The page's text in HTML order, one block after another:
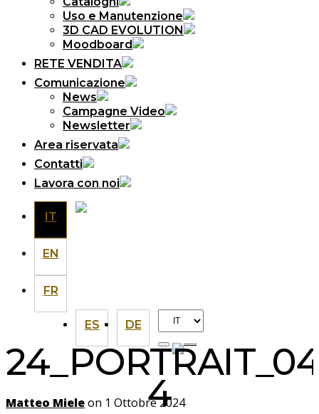
Uso e Manutenzione
3D CAD EVOLUTION
Moodboard
RETE VENDITA
Comunicazione
News
Campagne Video
Newsletter
Area riservata
Contatti
Lavora con noi
IT
EN
FR
ES DE
Scegli
una
lingua
4
Matteo Mieleon 1 Ottobre 2024